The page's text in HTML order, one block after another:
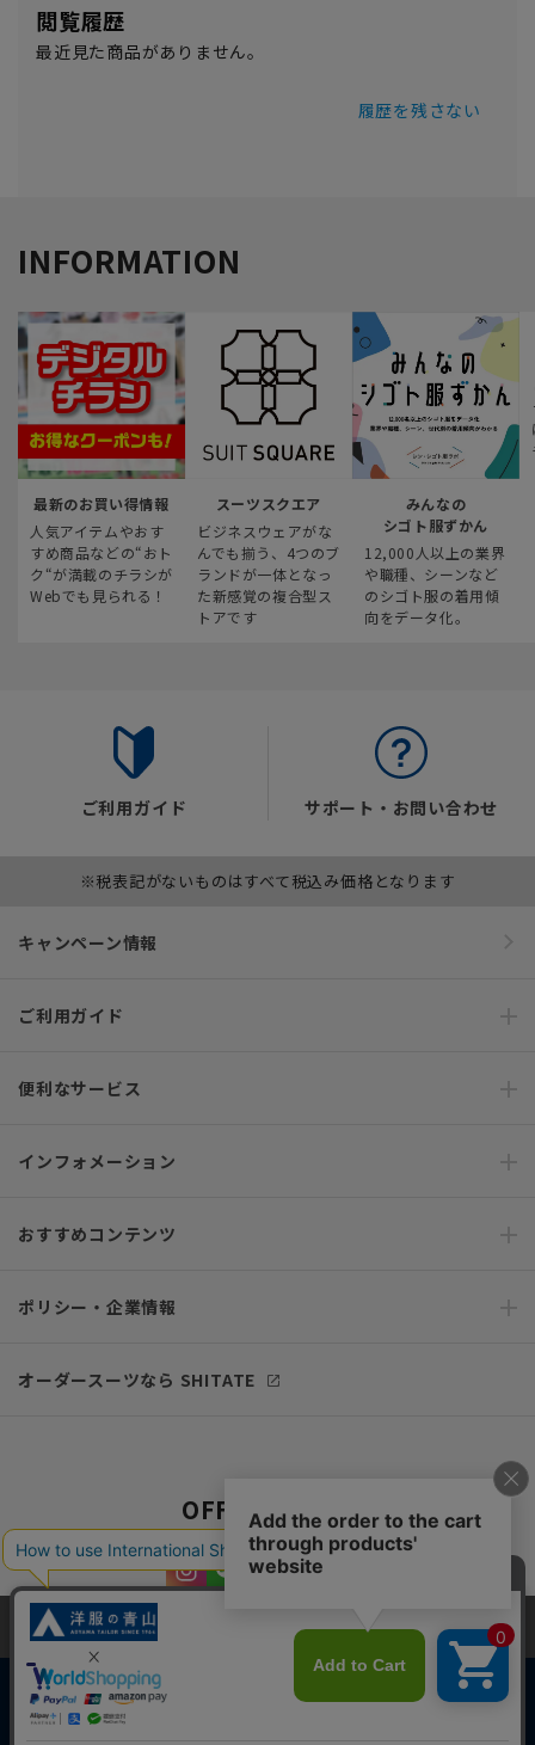
閲覧履歴
最近見た商品がありません。
履歴を残さない
INFORMATION
最新のお買い得情報
人気アイテムやおす
すめ商品などの“おト
ク“が満載のチラシが
Webでも見られる！
スーツスクエア
ビジネスウェアがな
んでも揃う、4つのブ
ランドが一体となっ
た新感覚の複合型ス
トアです
みんなの
シゴト服ずかん
12,000人以上の業界
や職種、シーンなど
のシゴト服の着用傾
向をデータ化。
ご利用ガイド サポート・お問い合わせ
※税表記がないものはすべて税込み価格となります
キャンペーン情報
ご利用ガイド
便利なサービス
インフォメーション
おすすめコンテンツ
ポリシー・企業情報
オーダースーツなら SHITATE
OFFICIAL SNS
当サイトでは、快適な閲覧体験とコンテンツ改善のためにCookieを使用
しています。閲覧を続けることで、Cookieの使用に同意したものとみな
します。詳細については